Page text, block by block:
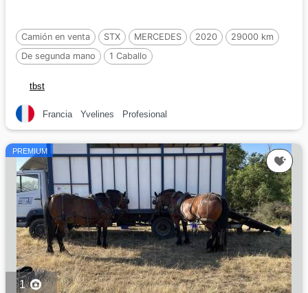
Camión en venta STX MERCEDES 2020
29000 km
De segunda mano
1 Caballo
tbst
Francia Yvelines Profesional
PREMIUM
1